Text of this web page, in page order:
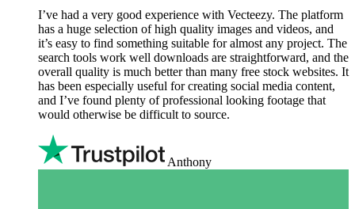
I’ve had a very good experience with Vecteezy. The platform
has a huge selection of high quality images and videos, and
it’s easy to find something suitable for almost any project. The
search tools work well downloads are straightforward, and the
overall quality is much better than many free stock websites. It
has been especially useful for creating social media content,
and I’ve found plenty of professional looking footage that
would otherwise be difficult to source.
Anthony